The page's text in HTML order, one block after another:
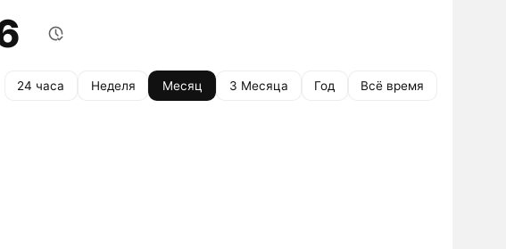
24 часа Неделя Месяц 3 Месяца Год Всё время